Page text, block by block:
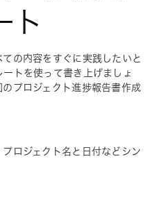
ト
の内容をすぐに実践したいと
トを使って書き上げましょ
プロジェクト進捗報告書作成
ロジェクト名と日付などシン